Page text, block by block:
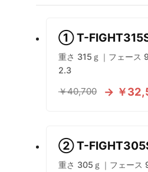
① T-
重さ 315ｇ｜フェース
2.3
￥40,700 → ￥
② T-
重さ 305ｇ｜フェース